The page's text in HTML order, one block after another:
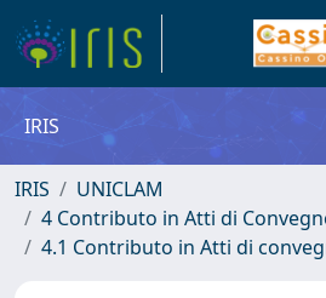
IRIS
IRIS
UNICLAM
4 Contributo in Atti di
4.1 Contributo in Atti di